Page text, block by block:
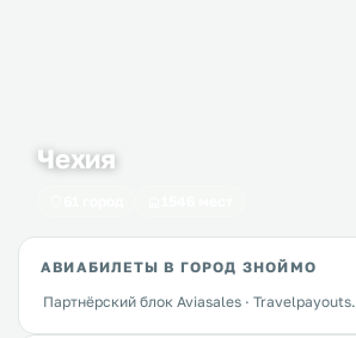
Чехия
АВИАБИЛЕТЫ В ГОРОД ЗНОЙМО
Партнёрский блок Aviasales · Travelpayouts.